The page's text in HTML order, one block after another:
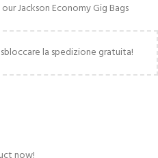
Jackson Economy Gig Bags
la spedizione gratuita!